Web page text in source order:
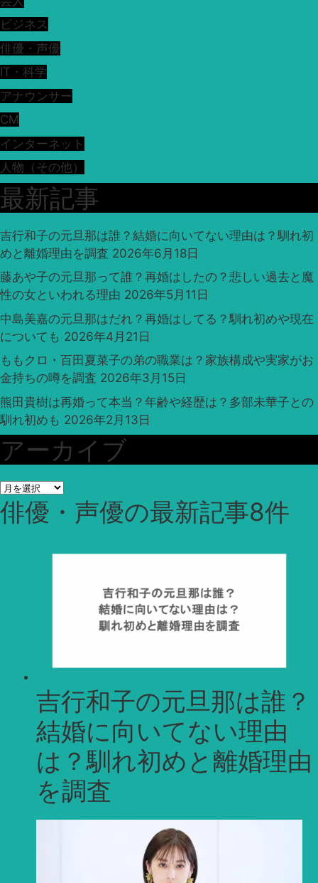
ビジネス
俳優・声優
IT・科学
アナウンサー
CM
インターネット
人物（その他）
最新記事
吉行和子の元旦那は誰？結婚に向いてない理由は？馴れ初
めと離婚理由を調査 2026年6月18日
藤あや子の元旦那って誰？再婚はしたの？悲しい過去と魔
性の女といわれる理由 2026年5月11日
中島美嘉の元旦那はだれ？再婚はしてる？馴れ初めや現在
についても 2026年4月21日
ももクロ・百田夏菜子の弟の職業は？家族構成や実家がお
金持ちの噂を調査 2026年3月15日
熊田貴樹は再婚って本当？年齢や経歴は？多部未華子との
馴れ初めも 2026年2月13日
アーカイブ
ア
ー
カ
俳優・声優の最新記事8件
吉行和子の元旦那は誰？
結婚に向いてない理由
は？馴れ初めと離婚理由
を調査